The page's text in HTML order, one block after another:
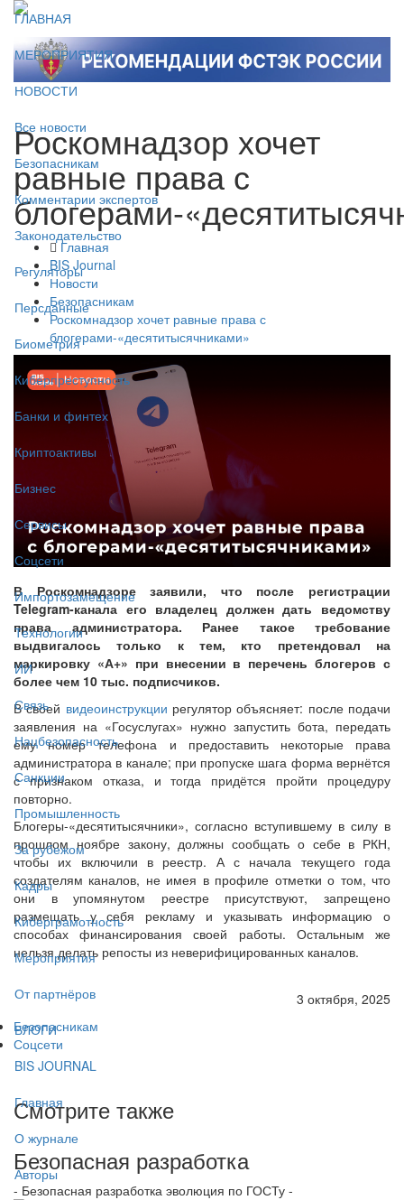
ГЛАВНАЯ
МЕРОПРИЯТИЯ
НОВОСТИ
Все новости
Безопасникам
Комментарии экспертов
Законодательство
Регуляторы
Персданные
Биометрия
Киберпреступность
Банки и финтех
Криптоактивы
Бизнес
Сервисы
Соцсети
Импортозамещение
Технологии
ИИ
Связь
Нацбезопасность
Санкции
Промышленность
За рубежом
Кадры
Киберграмотность
Мероприятия
От партнёров
БЛОГИ
BIS JOURNAL
Главная
О журнале
Авторы
Роскомнадзор хочет
равные права с
блогерами-
Главная
BIS Journal
Новости
Безопасникам
Роскомнадзор хочет равные права с
блогерами-«десятитысячниками»
В Роскомнадзоре заявили, что после регистрации
Telegram-канала его владелец должен дать ведомству
права администратора. Ранее такое требование
выдвигалось только к тем, кто претендовал на
маркировку «А+» при внесении в перечень блогеров с
более чем 10 тыс. подписчиков.
В своей видеоинструкции регулятор объясняет: после подачи
заявления на «Госуслугах» нужно запустить бота, передать
ему номер телефона и предоставить некоторые права
администратора в канале; при пропуске шага форма вернётся
с признаком отказа, и тогда придётся пройти процедуру
повторно.
Блогеры-«десятитысячники», согласно вступившему в силу в
прошлом ноябре закону, должны сообщать о себе в РКН,
чтобы их включили в реестр. А с начала текущего года
создателям каналов, не имея в профиле отметки о том, что
они в упомянутом реестре присутствуют, запрещено
размещать у себя рекламу и указывать информацию о
способах финансирования своей работы. Остальным же
нельзя делать репосты из неверифицированных каналов.
3 октября, 2025
Безопасникам
Соцсети
Смотрите также
Безопасная разработка
- Безопасная разработка эволюция по ГОСТу -